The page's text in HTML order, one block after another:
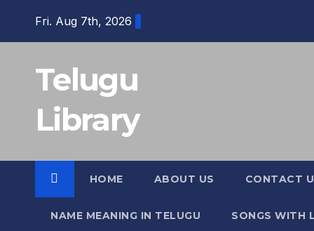
Fri. Aug 7th, 2026
Telugu
Library
HOME ABOUT US CONTACT
NAME MEANING IN TELUGU SONGS WITH